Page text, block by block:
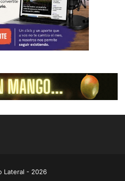
Lateral - 2026